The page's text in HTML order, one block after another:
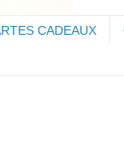
CADEAUX